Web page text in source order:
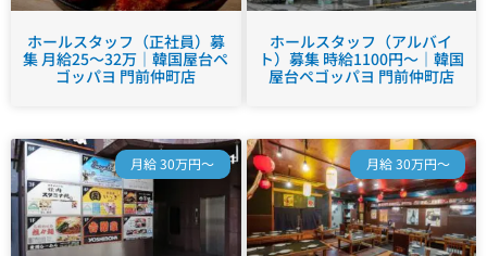
ホールスタッフ（正社員）募
集 月給25～32万｜韓国屋台ペ
ゴッパヨ 門前仲町店
ホールスタッフ（アルバイ
ト）募集 時給1100円～｜韓国
屋台ペゴッパヨ 門前仲町店
月給 30万円～ 月給 30万円～